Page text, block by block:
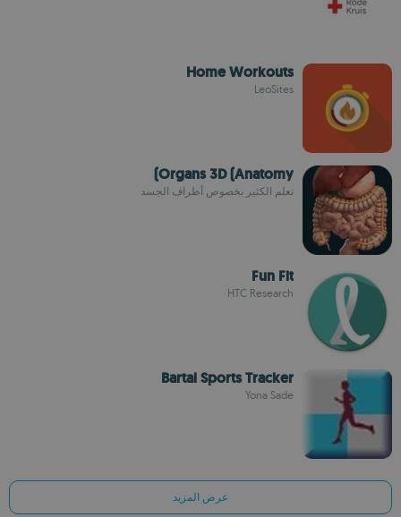
Home Workouts
LeoSites
Organs 3D (Anatomy)
تعلم الكثير بخصوص أطراف الجسد
Fun Fit
HTC Research
Bartal Sports Tracker
Yona Sade
عرض المزيد